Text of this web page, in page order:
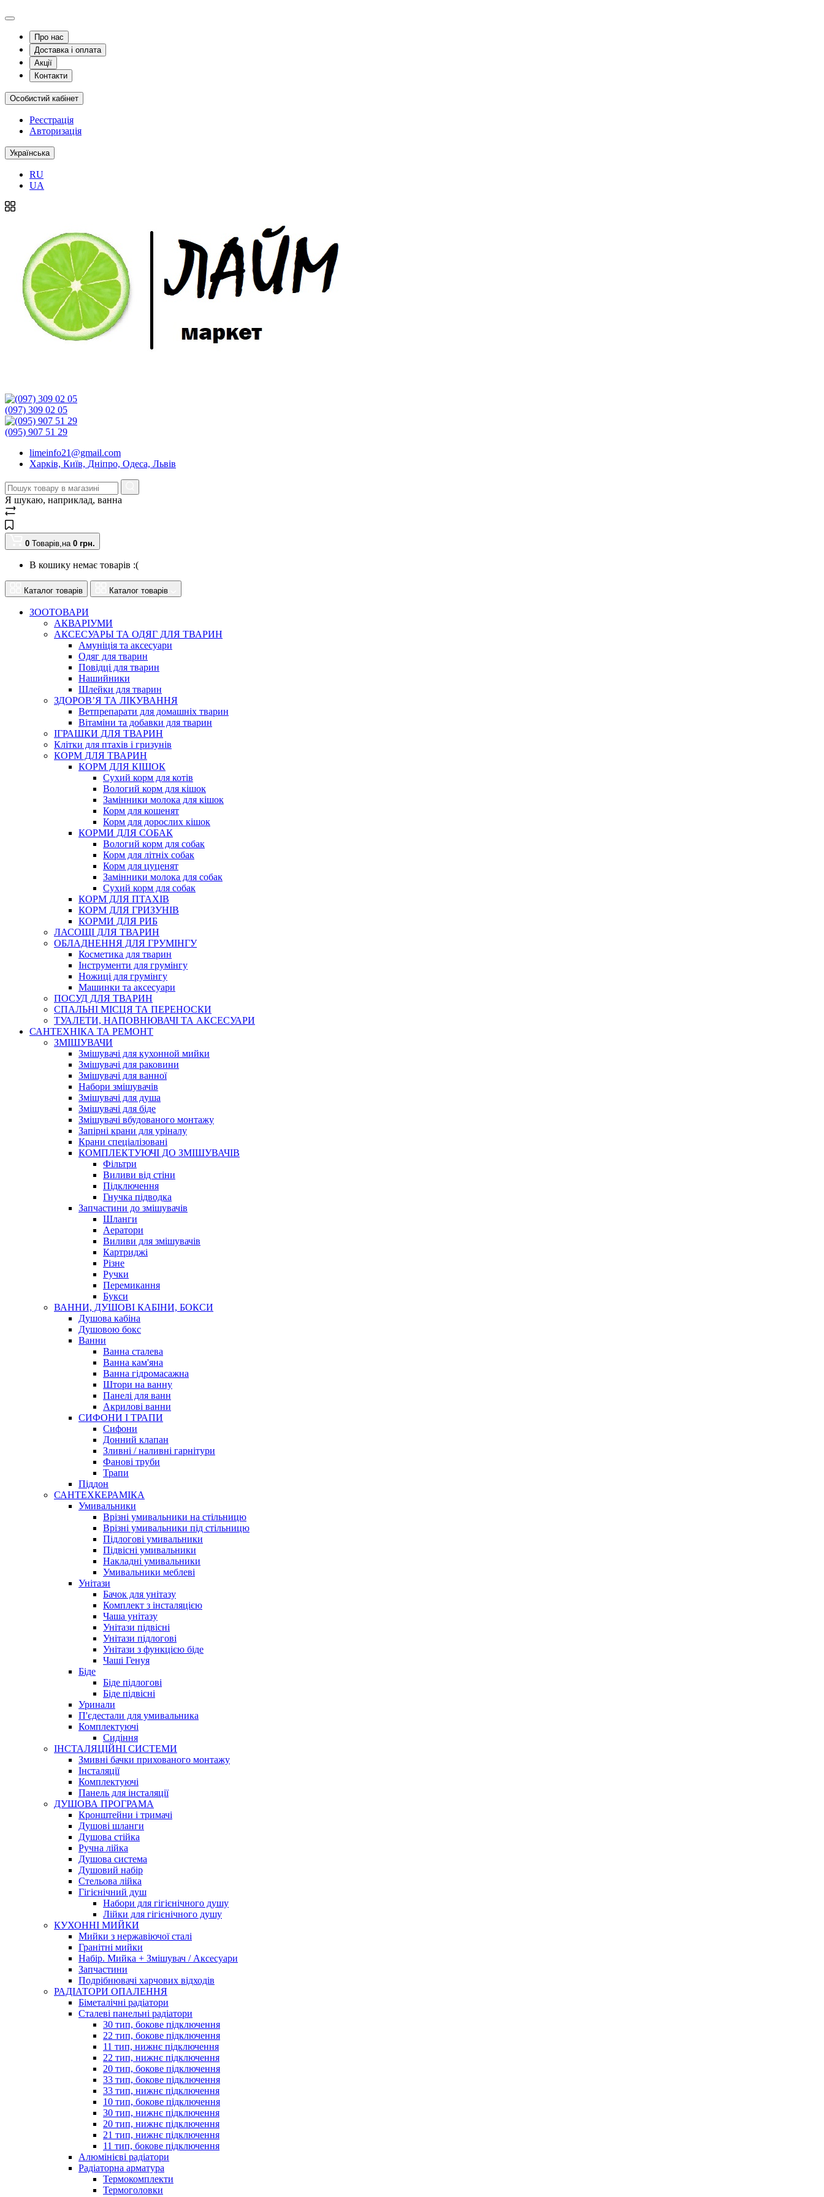
Про нас
Доставка і оплата
Акції
Контакти
Особистий кабінет
Реєстрація
Авторизація
Українська
RU
UA
(097) 309 02 05
(095) 907 51 29
limeinfo21@gmail.com
Харків, Київ, Дніпро, Одеса, Львів
Я шукаю, наприклад, ванна
0 Товарів,на 0 грн.
В кошику немає товарів :(
Каталог товарів Каталог товарів
ЗООТОВАРИ
АКВАРІУМИ
АКСЕСУАРЫ ТА ОДЯГ ДЛЯ ТВАРИН
Амуніція та аксесуари
Одяг для тварин
Повідці для тварин
Нашийники
Шлейки для тварин
ЗДОРОВ’Я ТА ЛІКУВАННЯ
Ветпрепарати для домашніх тварин
Вітаміни та добавки для тварин
ІГРАШКИ ДЛЯ ТВАРИН
Клітки для птахів і гризунів
КОРМ ДЛЯ ТВАРИН
КОРМ ДЛЯ КІШОК
Сухий корм для котів
Вологий корм для кішок
Замінники молока для кішок
Корм для кошенят
Корм для дорослих кішок
КОРМИ ДЛЯ СОБАК
Вологий корм для собак
Корм для літніх собак
Корм для цуценят
Замінники молока для собак
Сухий корм для собак
КОРМ ДЛЯ ПТАХІВ
КОРМ ДЛЯ ГРИЗУНІВ
КОРМИ ДЛЯ РИБ
ЛАСОЩІ ДЛЯ ТВАРИН
ОБЛАДНЕННЯ ДЛЯ ГРУМІНГУ
Косметика для тварин
Інструменти для грумінгу
Ножиці для грумінгу
Машинки та аксесуари
ПОСУД ДЛЯ ТВАРИН
СПАЛЬНІ МІСЦЯ ТА ПЕРЕНОСКИ
ТУАЛЕТИ, НАПОВНЮВАЧІ ТА АКСЕСУАРИ
САНТЕХНІКА ТА РЕМОНТ
ЗМІШУВАЧИ
Змішувачі для кухонной мийки
Змішувачі для раковини
Змішувачі для ванної
Набори змішувачів
Змішувачі для душа
Змішувачі для біде
Змішувачі вбудованого монтажу
Запірні крани для уріналу
Крани спеціалізовані
КОМПЛЕКТУЮЧІ ДО ЗМІШУВАЧІВ
Фільтри
Виливи від стіни
Підключення
Гнучка підводка
Запчастини до змішувачів
Шланги
Аератори
Виливи для змішувачів
Картриджі
Різне
Ручки
Перемикання
Букси
ВАННИ, ДУШОВІ КАБІНИ, БОКСИ
Душова кабіна
Душовою бокс
Ванни
Ванна сталева
Ванна кам'яна
Ванна гідромасажна
Штори на ванну
Панелі для ванн
Акрилові ванни
СИФОНИ І ТРАПИ
Сифони
Донний клапан
Зливні / наливні гарнітури
Фанові труби
Трапи
Піддон
САНТЕХКЕРАМІКА
Умивальники
Врізні умивальники на стільницю
Врізні умивальники під стільницю
Підлогові умивальники
Підвісні умивальники
Накладні умивальники
Умивальники меблеві
Унітази
Бачок для унітазу
Комплект з інсталяцією
Чаша унітазу
Унітази підвісні
Унітази підлогові
Унітази з функцією біде
Чаші Генуя
Біде
Біде підлогові
Біде підвісні
Уринали
П'єдестали для умивальника
Комплектуючі
Сидіння
ІНСТАЛЯЦІЙНІ СИСТЕМИ
Змивні бачки прихованого монтажу
Інсталяції
Комплектуючі
Панель для інсталяції
ДУШОВА ПРОГРАМА
Кронштейни і тримачі
Душові шланги
Душова стійка
Ручна лійка
Душова система
Душовий набір
Стельова лійка
Гігієнічний душ
Набори для гігієнічного душу
Лійки для гігієнічного душу
КУХОННІ МИЙКИ
Мийки з нержавіючої сталі
Гранітні мийки
Набір. Мийка + Змішувач / Аксесуари
Запчастини
Подрібнювачі харчових відходів
РАДІАТОРИ ОПАЛЕННЯ
Біметалічні радіатори
Сталеві панельні радіатори
30 тип, бокове підключення
22 тип, бокове підключення
11 тип, нижнє підключення
22 тип, нижнє підключення
20 тип, бокове підключення
33 тип, бокове підключення
33 тип, нижнє підключення
10 тип, бокове підключення
30 тип, нижнє підключення
20 тип, нижнє підключення
21 тип, нижнє підключення
11 тип, бокове підключення
Алюмінієві радіатори
Радіаторна арматура
Термокомплекти
Термоголовки